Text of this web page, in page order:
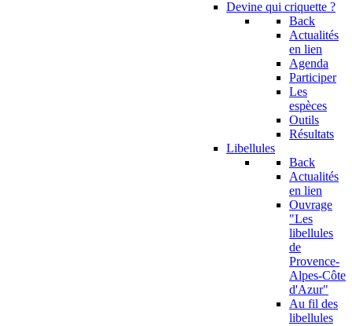
Devine qui criquette ?
Back
Actualités
en lien
Agenda
Participer
Les
espèces
Outils
Résultats
Libellules
Back
Actualités
en lien
Ouvrage
"Les
libellules
de
Provence-
Alpes-Côte
d'Azur"
Au fil des
libellules